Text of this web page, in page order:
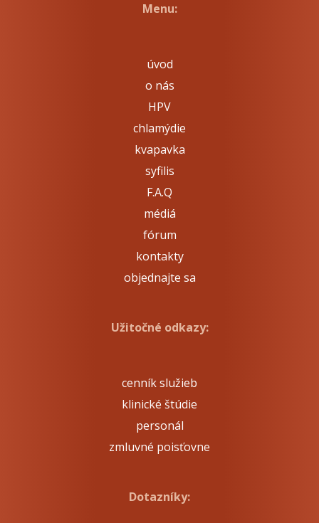
Menu:
úvod
o nás
HPV
chlamýdie
kvapavka
syfilis
F.A.Q
médiá
fórum
kontakty
objednajte sa
Užitočné odkazy:
cenník služieb
klinické štúdie
personál
zmluvné poisťovne
Dotazníky: